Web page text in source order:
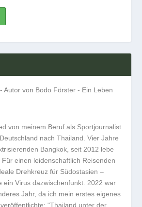
von meinem Beruf als Sportjournalist
nach Thailand. Vier Jahre
Bangkok, seit 2012 lebe
einen leidenschaftlich Reisenden
Drehkreuz für Südostasien –
ein Virus dazwischenfunkt. 2022 war
Jahr, da ich mein erstes eigenes
"Thailand unter der